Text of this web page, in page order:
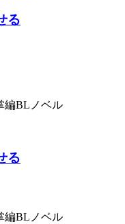
る
編BLノベル
る
編BLノベル